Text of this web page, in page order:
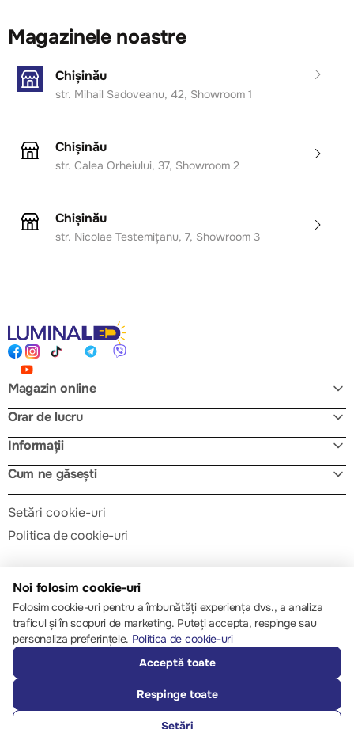
Magazinele noastre
Chișinău
str. Mihail Sadoveanu, 42, Showroom 1
Chișinău
str. Calea Orheiului, 37, Showroom 2
Chișinău
str. Nicolae Testemițanu, 7, Showroom 3
Magazin online
Orar de lucru
Informații
Cum ne găsești
Setări cookie-uri
Politica de cookie-uri
© 2013 – 2026 ECOM
Noi folosim cookie-uri
Folosim cookie-uri pentru a îmbunătăți experiența dvs., a analiza
traficul și în scopuri de marketing. Puteți accepta, respinge sau
personaliza preferințele. Politica de cookie-uri
Acceptă toate
Respinge toate
Setări